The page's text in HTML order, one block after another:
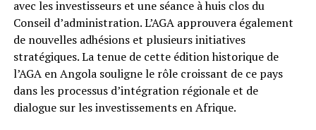
avec les investisseurs et une séance à huis clos du
Conseil d’administration. L’AGA approuvera également
de nouvelles adhésions et plusieurs initiatives
stratégiques. La tenue de cette édition historique de
l’AGA en Angola souligne le rôle croissant de ce pays
dans les processus d’intégration régionale et de
dialogue sur les investissements en Afrique.